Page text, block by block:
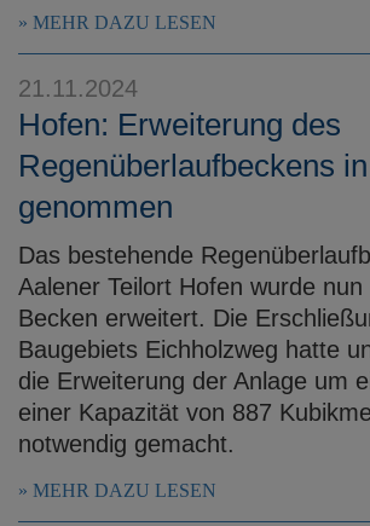
MEHR DAZU LESEN
21.11.2024
Hofen: Erweiterung des
Regenüberlaufbeckens
genommen
Das bestehende
Aalener Teilort Hofen wurde nun
Becken erweitert. Die
Baugebiets Eichholzweg hatte
die Erweiterung der Anlage um
einer Kapazität von 887
notwendig gemacht.
MEHR DAZU LESEN